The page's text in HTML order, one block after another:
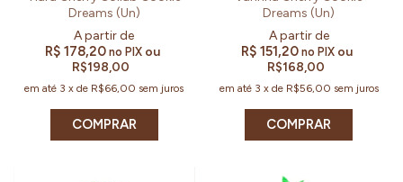
Dreams (Un)
R$ 178,20no PIX ou
R$198,00
em até 3 xde R$66,00 sem juros
Dreams (Un)
R$ 151,20 no PIX ou
R$168,00
em até 3 x de R$56,00 sem juros